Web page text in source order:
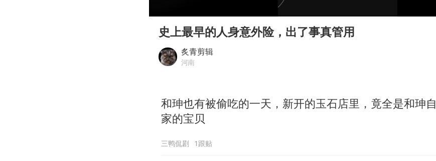
几元成本的AI广告导致千万市值蒸发
老挝国会主席赛宋蓬逝世
乐享全民健身 共筑健康中国
史上最早的人身意外险，出了事真管用
炙青剪辑
河南
和珅也有被偷吃的一天，新开的玉石店里，竟全是和珅自
家的宝贝
三鸭侃剧 1跟贴